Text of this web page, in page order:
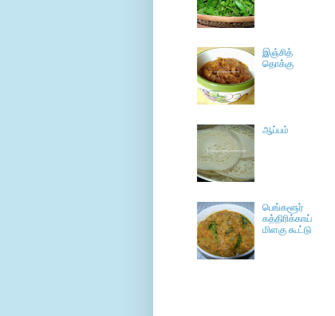
இஞ்சித்
தொக்கு
ஆப்பம்
பெங்களூர்
கத்திரிக்காய்
மிளகு கூட்டு